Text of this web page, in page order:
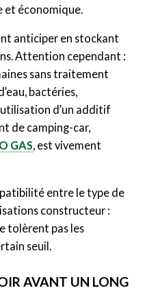
et économique.
anticiper en stockant
Attention cependant :
sans traitement
bactéries,
d’un additif
de camping-car,
GAS, est vivement
entre le type de
constructeur :
tolèrent pas les
seuil.
AVANT UN LONG